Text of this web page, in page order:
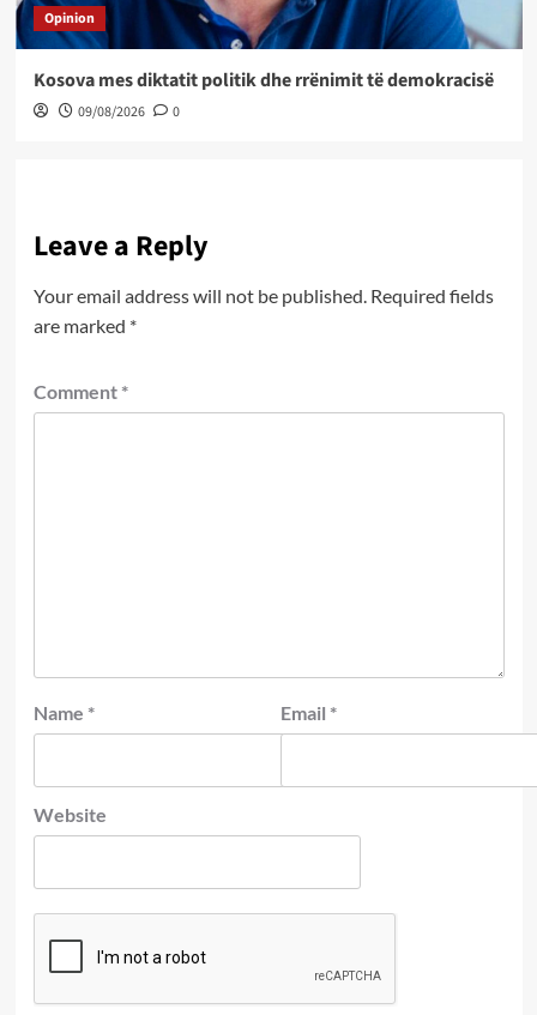
Opinion
Kosova mes diktatit politik dhe rrënimit të demokracisë
09/08/2026 0
Leave a Reply
Your email address will not be published. Required fields
are marked *
Comment *
Name * Email *
Website